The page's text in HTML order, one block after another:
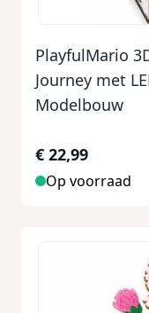
PlayfulMario
Journey met
Modelbouw
€ 22,99
Op voorraad